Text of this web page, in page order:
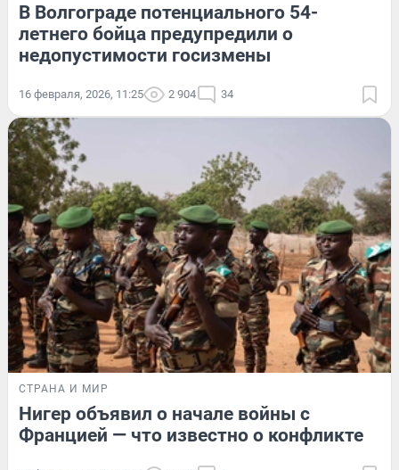
В Волгограде потенциального 54-
летнего бойца предупредили о
недопустимости госизмены
16 февраля, 2026, 11:25 2 904 34
СТРАНА И МИР
Нигер объявил о начале войны с
Францией — что известно о конфликте